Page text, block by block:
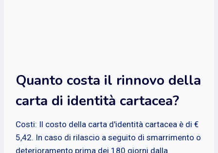
Quanto costa il rinnovo della
carta di identità cartacea?
Costi: Il costo della carta d'identità cartacea è di €
5,42. In caso di rilascio a seguito di smarrimento o
deterioramento prima dei 180 giorni dalla